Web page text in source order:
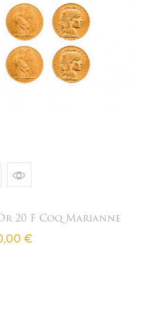
20 F Coq Marianne
€